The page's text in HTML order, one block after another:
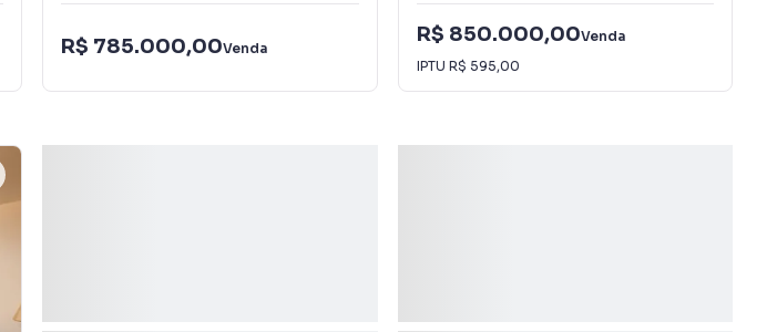
R$ 785.000,00Venda
R$ 850.000,00Venda
IPTU R$ 595,00